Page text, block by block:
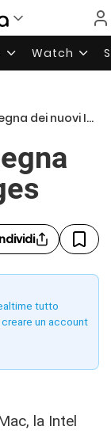
Watch
nuovi Ivi Bridges
tutto
un account
la Intel